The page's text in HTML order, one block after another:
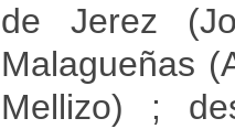
de Jerez
Malagueñas
Mellizo) ;